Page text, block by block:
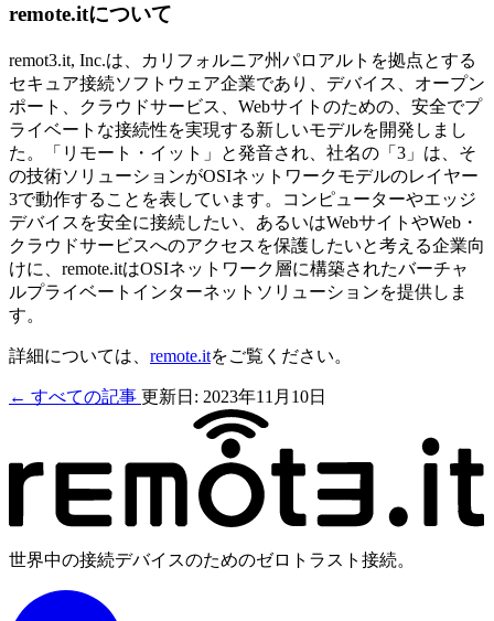
remote.itについて
remot3.it, Inc.は、カリフォルニア州パロアルトを拠点とする
セキュア接続ソフトウェア企業であり、デバイス、オープン
ポート、クラウドサービス、Webサイトのための、安全でプ
ライベートな接続性を実現する新しいモデルを開発しまし
た。「リモート・イット」と発音され、社名の「3」は、そ
の技術ソリューションがOSIネットワークモデルのレイヤー
3で動作することを表しています。コンピューターやエッジ
デバイスを安全に接続したい、あるいはWebサイトやWeb・
クラウドサービスへのアクセスを保護したいと考える企業向
けに、remote.itはOSIネットワーク層に構築されたバーチャ
ルプライベートインターネットソリューションを提供しま
す。
詳細については、 remote.itをご覧ください。
← すべての記事 更新日: 2023年11月10日
世界中の接続デバイスのためのゼロトラスト接続。